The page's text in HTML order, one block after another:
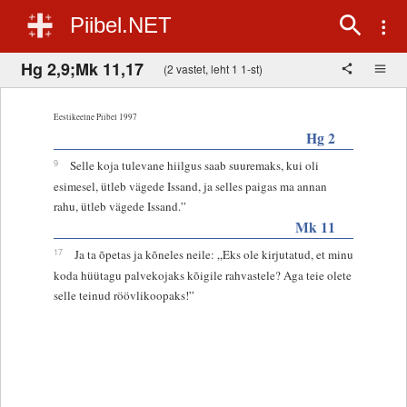
Piibel.NET
Hg 2,9;Mk 11,17 (2 vastet, leht 1 1-st)
Eestikeelne Piibel 1997
Hg 2
9
Selle koja tulevane hiilgus saab suuremaks, kui oli
esimesel, ütleb vägede Issand, ja selles paigas ma annan
rahu, ütleb vägede Issand.”
Mk 11
17
Ja ta õpetas ja kõneles neile: „Eks ole kirjutatud, et minu
koda hüütagu palvekojaks kõigile rahvastele? Aga teie olete
selle teinud röövlikoopaks!”